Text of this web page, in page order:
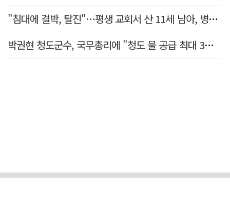
"침대에 결박, 탈진"…평생 교회서 산 11세 남아, 병원 이송 끝 숨져
박권현 청도군수, 국무총리에 "청도 물 공급 최대 3만t 늘려달라"